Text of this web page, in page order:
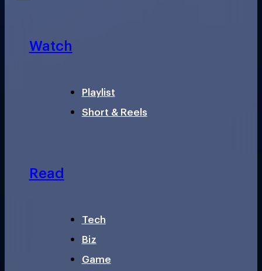
Watch
Playlist
Short & Reels
Read
Tech
Biz
Game